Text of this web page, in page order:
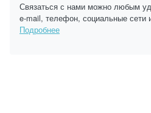
Связаться с нами можно любым
e-mail, телефон, социальные сети
Подробнее